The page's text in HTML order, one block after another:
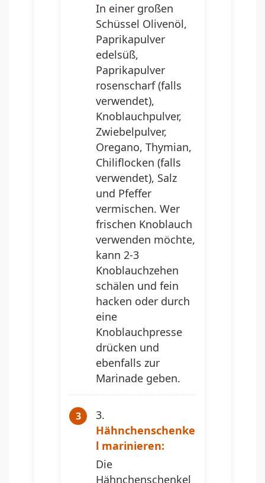
In einer großen
Schüssel Olivenöl,
Paprikapulver
edelsüß,
Paprikapulver
rosenscharf (falls
verwendet),
Knoblauchpulver,
Zwiebelpulver,
Oregano, Thymian,
Chiliflocken (falls
verwendet), Salz
und Pfeffer
vermischen. Wer
frischen Knoblauch
verwenden möchte,
kann 2-3
Knoblauchzehen
schälen und fein
hacken oder durch
eine
Knoblauchpresse
drücken und
ebenfalls zur
Marinade geben.
Hähnchenschenke
l marinieren:
Die
Hähnchenschenkel